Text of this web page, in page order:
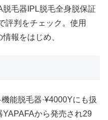
毛器IPL脱毛全身脱保証
評判をチェック。使用
報をはじめ、
能脱毛器·¥4000Yにも扱
から発売され29